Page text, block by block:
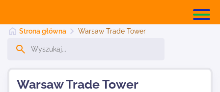
Strona główna Warsaw Trade Tower
Warsaw Trade Tower